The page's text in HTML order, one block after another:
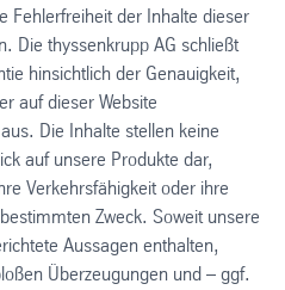
Fehlerfreiheit der Inhalte dieser
Die thyssenkrupp AG schließt
hinsichtlich der Genauigkeit,
auf dieser Website
Die Inhalte stellen keine
auf unsere Produkte dar,
Verkehrsfähigkeit oder ihre
Zweck. Soweit unsere
Aussagen enthalten,
Überzeugungen und – ggf.